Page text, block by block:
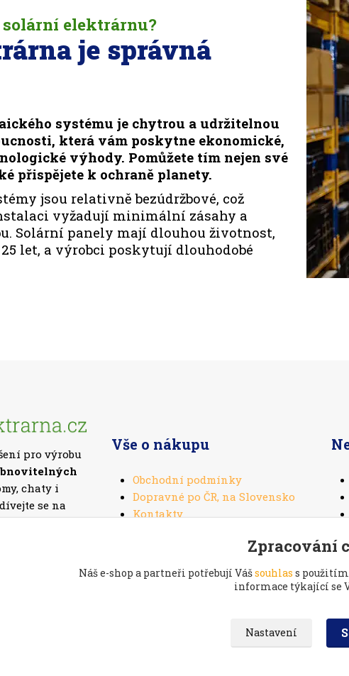
elektrárnu?
je správná
systému je chytrou a udržitelnou
která vám poskytne ekonomické,
výhody. Pomůžete tím nejen své
přispějete k ochraně planety.
jsou relativně bezúdržbové, což
vyžadují minimální zásahy a
Solární panely mají dlouhou životnost,
let, a výrobci poskytují dlouhodobé
pro výrobu
chaty i
se na
setů.
Vše o nákupu
Obchodní podmínky
Dopravné po ČR, na Slovensko
Kontakty
Zpracování
Náš e-shop a partneři potřebují Vášsouhlas s použitím
informace týkající se
Nastavení